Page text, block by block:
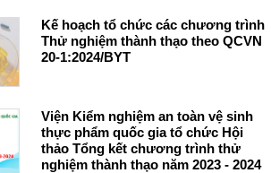
Kế hoạch tổ chức các chương trình
Thử nghiệm thành thạo theo QCVN
20-1:2024/BYT
Viện Kiểm nghiệm an toàn vệ sinh
thực phẩm quốc gia tổ chức Hội
thảo Tổng kết chương trình thử
nghiệm thành thạo năm 2023 - 2024